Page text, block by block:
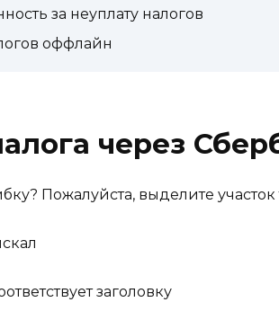
за неуплату налогов
оффлайн
через
Пожалуйста, выделите участок
заголовку